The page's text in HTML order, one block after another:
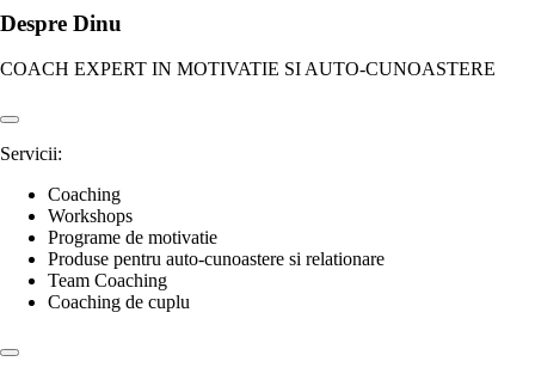
Despre Dinu
COACH EXPERT IN MOTIVATIE SI AUTO-CUNOASTERE
Servicii:
Coaching
Workshops
Programe de motivatie
Produse pentru auto-cunoastere si relationare
Team Coaching
Coaching de cuplu